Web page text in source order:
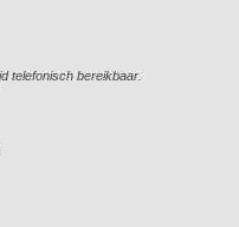
telefonisch bereikbaar.